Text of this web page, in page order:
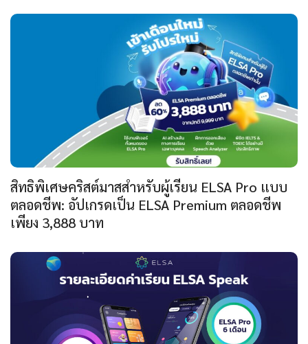
สิทธิพิเศษคริสต์มาสสำหรับผู้เรียน ELSA Pro แบบ
ตลอดชีพ: อัปเกรดเป็น ELSA Premium ตลอดชีพ
เพียง 3,888 บาท